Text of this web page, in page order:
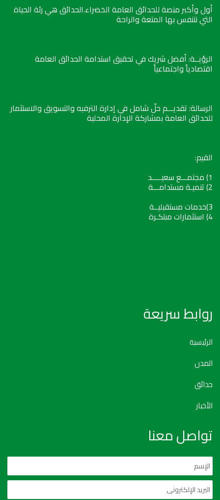
أول وأكبر منصة للحدائق العامة الخضراء.الحدائق هي رئة الحياة
التي نتنفس بها المتعة والراحة
الرؤيــة: أفضل شريك في تحقيق استدامة الحدائق العامة
اقتصادياً واجتماعياً
الرسالة: تقديـــم حلّ شامل في إدارة الترفيه والتسويق والاستثمار
للحدائق العامة بمشاركة الإدارة المحلية
القيم:
1) مجتمـــع سعيـــــد
2) تنميـة مستدامـــة
3)خدمات مستقبليــة
4) استثمارات مبتكـرة
روابط سريعة
الرئيسية
المدن
حدائق
الأخبار
تواصل معنا